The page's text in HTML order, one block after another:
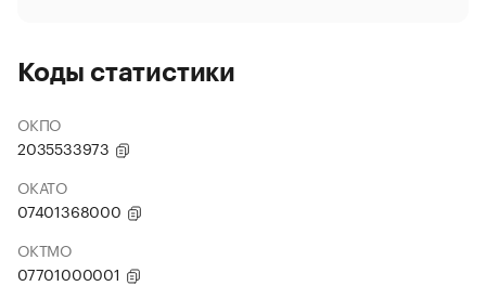
Коды статистики
ОКПО
2035533973
ОКАТО
07401368000
ОКТМО
07701000001